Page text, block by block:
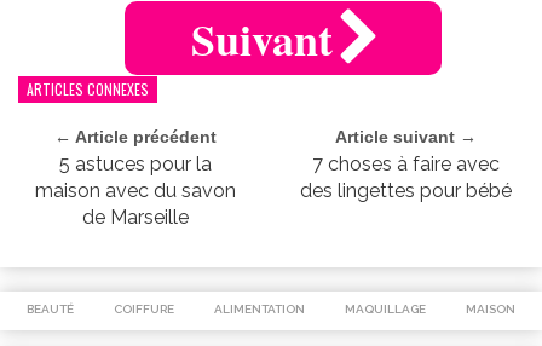
Suivant
ARTICLES CONNEXES
← Article précédent
5 astuces pour la
maison avec du savon
de Marseille
Article suivant →
7 choses à faire avec
des lingettes pour bébé
BEAUTÉ COIFFURE ALIMENTATION MAQUILLAGE MAISON